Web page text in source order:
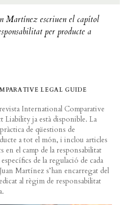
Martínez escriuen el capítol
per producte a
LEGAL GUIDE
International Comparative
Liability ja està disponible. La
de qüestions de
a tot el món, i inclou articles
en el camp de la responsabilitat
de la regulació de cada
Martínez s’han encarregat del
al règim de responsabilitat